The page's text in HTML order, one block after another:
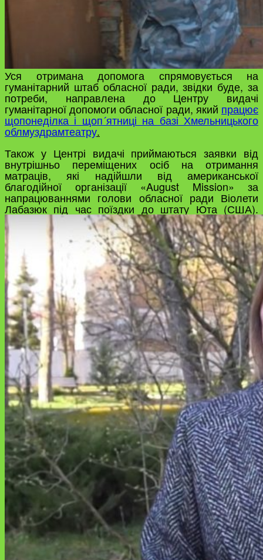
Уся отримана допомога спрямовується на
гуманітарний штаб обласної ради, звідки буде, за
потреби, направлена до Центру видачі
гуманітарної допомоги обласної ради, який працює
щопонеділка і щоп´ятниці на базі Хмельницького
облмуздрамтеатру.
Також у Центрі видачі приймаються заявки від
внутрішньо переміщених осіб на отримання
матраців, які надійшли від американської
благодійної організації «August Mission» за
напрацюваннями голови обласної ради Віолети
Лабазюк під час поїздки до штату Юта (США).